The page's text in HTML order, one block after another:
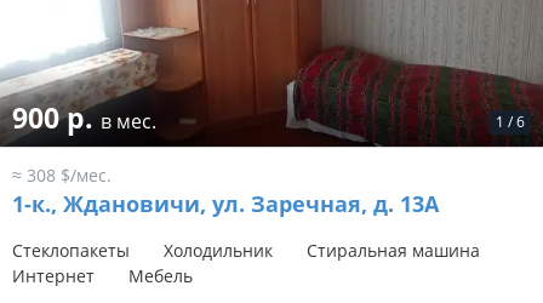
1 /6
900 р.в мес.
≈ 308 $/мес.
1-к., Ждановичи, ул. Заречная, д. 13А
Стеклопакеты Холодильник
Стиральная машина
Интернет
Мебель